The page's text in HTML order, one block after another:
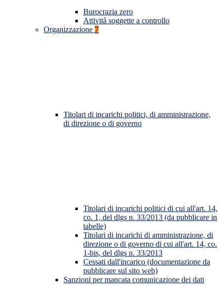
Burocrazia zero
Attività soggette a controllo
Organizzazione 7
Titolari di incarichi politici, di amministrazione,
di direzione o di governo
Titolari di incarichi politici di cui all'art. 14,
co. 1, del dlgs n. 33/2013 (da pubblicare in
tabelle)
Titolari di incarichi di amministrazione, di
direzione o di governo di cui all'art. 14, co.
1-bis, del dlgs n. 33/2013
Cessati dall'incarico (documentazione da
pubblicare sul sito web)
Sanzioni per mancata comunicazione dei dati